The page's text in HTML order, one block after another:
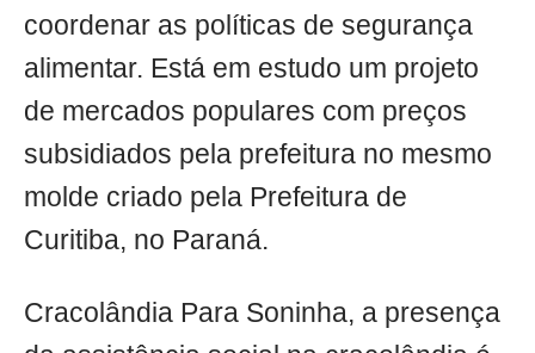
coordenar as políticas de segurança
alimentar. Está em estudo um projeto
de mercados populares com preços
subsidiados pela prefeitura no mesmo
molde criado pela Prefeitura de
Curitiba, no Paraná.
Cracolândia Para Soninha, a presença